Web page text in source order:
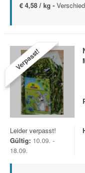
€ 4,58 / kg -
Verpasst!
Leider verpasst!
Gültig: 10.09. -
18.09.